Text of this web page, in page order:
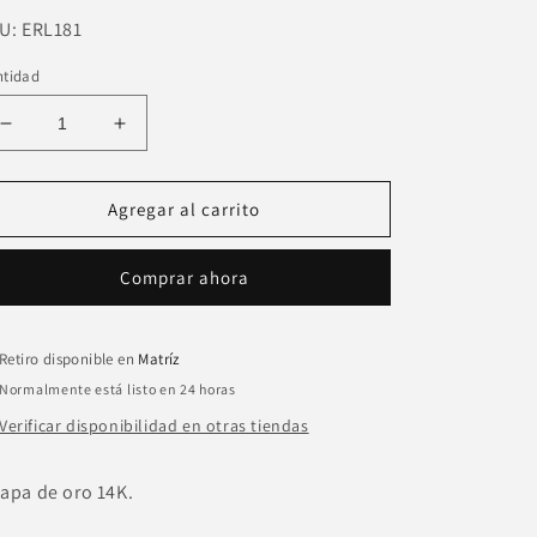
ERL181
Reducir
cantidad
para
boton
corazon
Aumentar
cantidad
para
Arete
boton
con
corazon
Agregar al carrito
Comprar ahora
Retiro disponible en Matríz
Normalmente está listo en 24 horas
Verificar disponibilidad en otras tiendas
de oro 14K.